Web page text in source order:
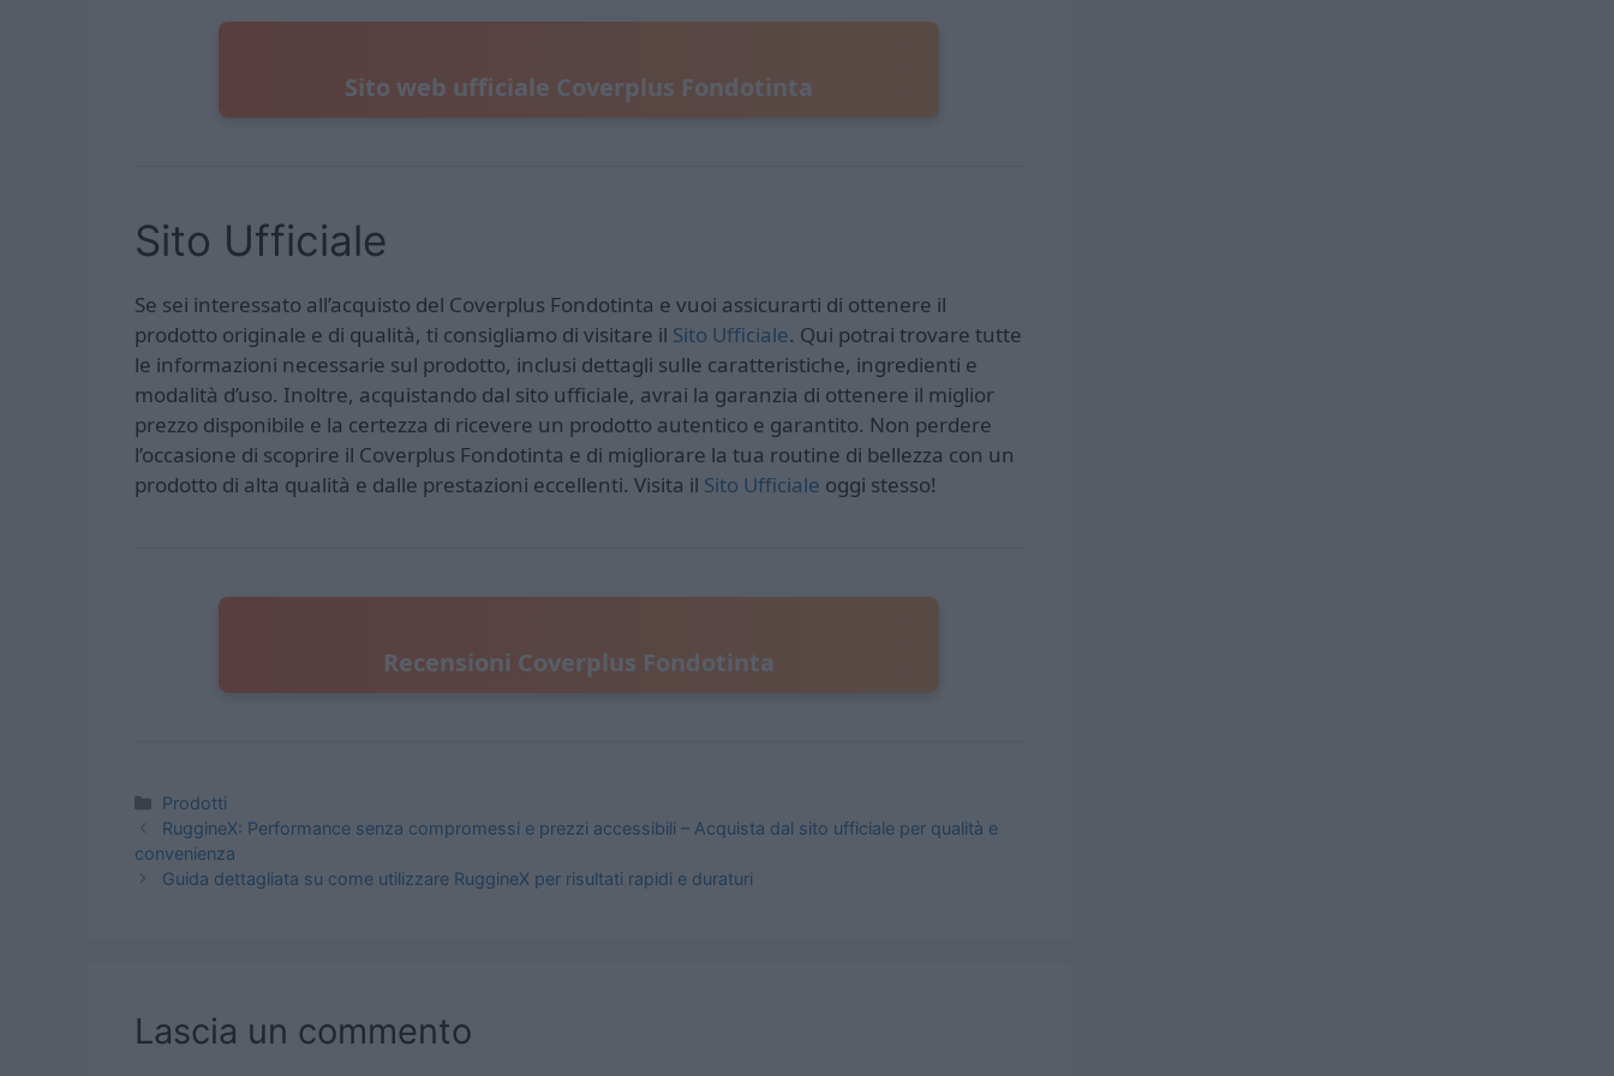
Sito web ufficiale Coverplus Fondotinta
Sito Ufficiale
Se sei interessato all’acquisto del Coverplus Fondotinta e vuoi assicurarti di ottenere il
prodotto originale e di qualità, ti consigliamo di visitare il Sito Ufficiale. Qui potrai trovare tutte
le informazioni necessarie sul prodotto, inclusi dettagli sulle caratteristiche, ingredienti e
modalità d’uso. Inoltre, acquistando dal sito ufficiale, avrai la garanzia di ottenere il miglior
prezzo disponibile e la certezza di ricevere un prodotto autentico e garantito. Non perdere
l’occasione di scoprire il Coverplus Fondotinta e di migliorare la tua routine di bellezza con un
prodotto di alta qualità e dalle prestazioni eccellenti. Visita il Sito Ufficiale oggi stesso!
Recensioni Coverplus Fondotinta
Categorie
Prodotti
RuggineX: Performance senza compromessi e prezzi accessibili – Acquista dal sito ufficiale per qualità e
convenienza
Guida dettagliata su come utilizzare RuggineX per risultati rapidi e duraturi
Lascia un commento